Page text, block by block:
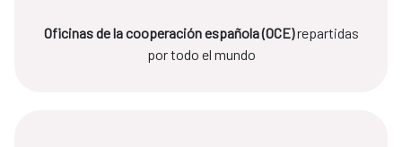
Oficinas de la cooperación española (OCE)repartidas
por todo el mundo